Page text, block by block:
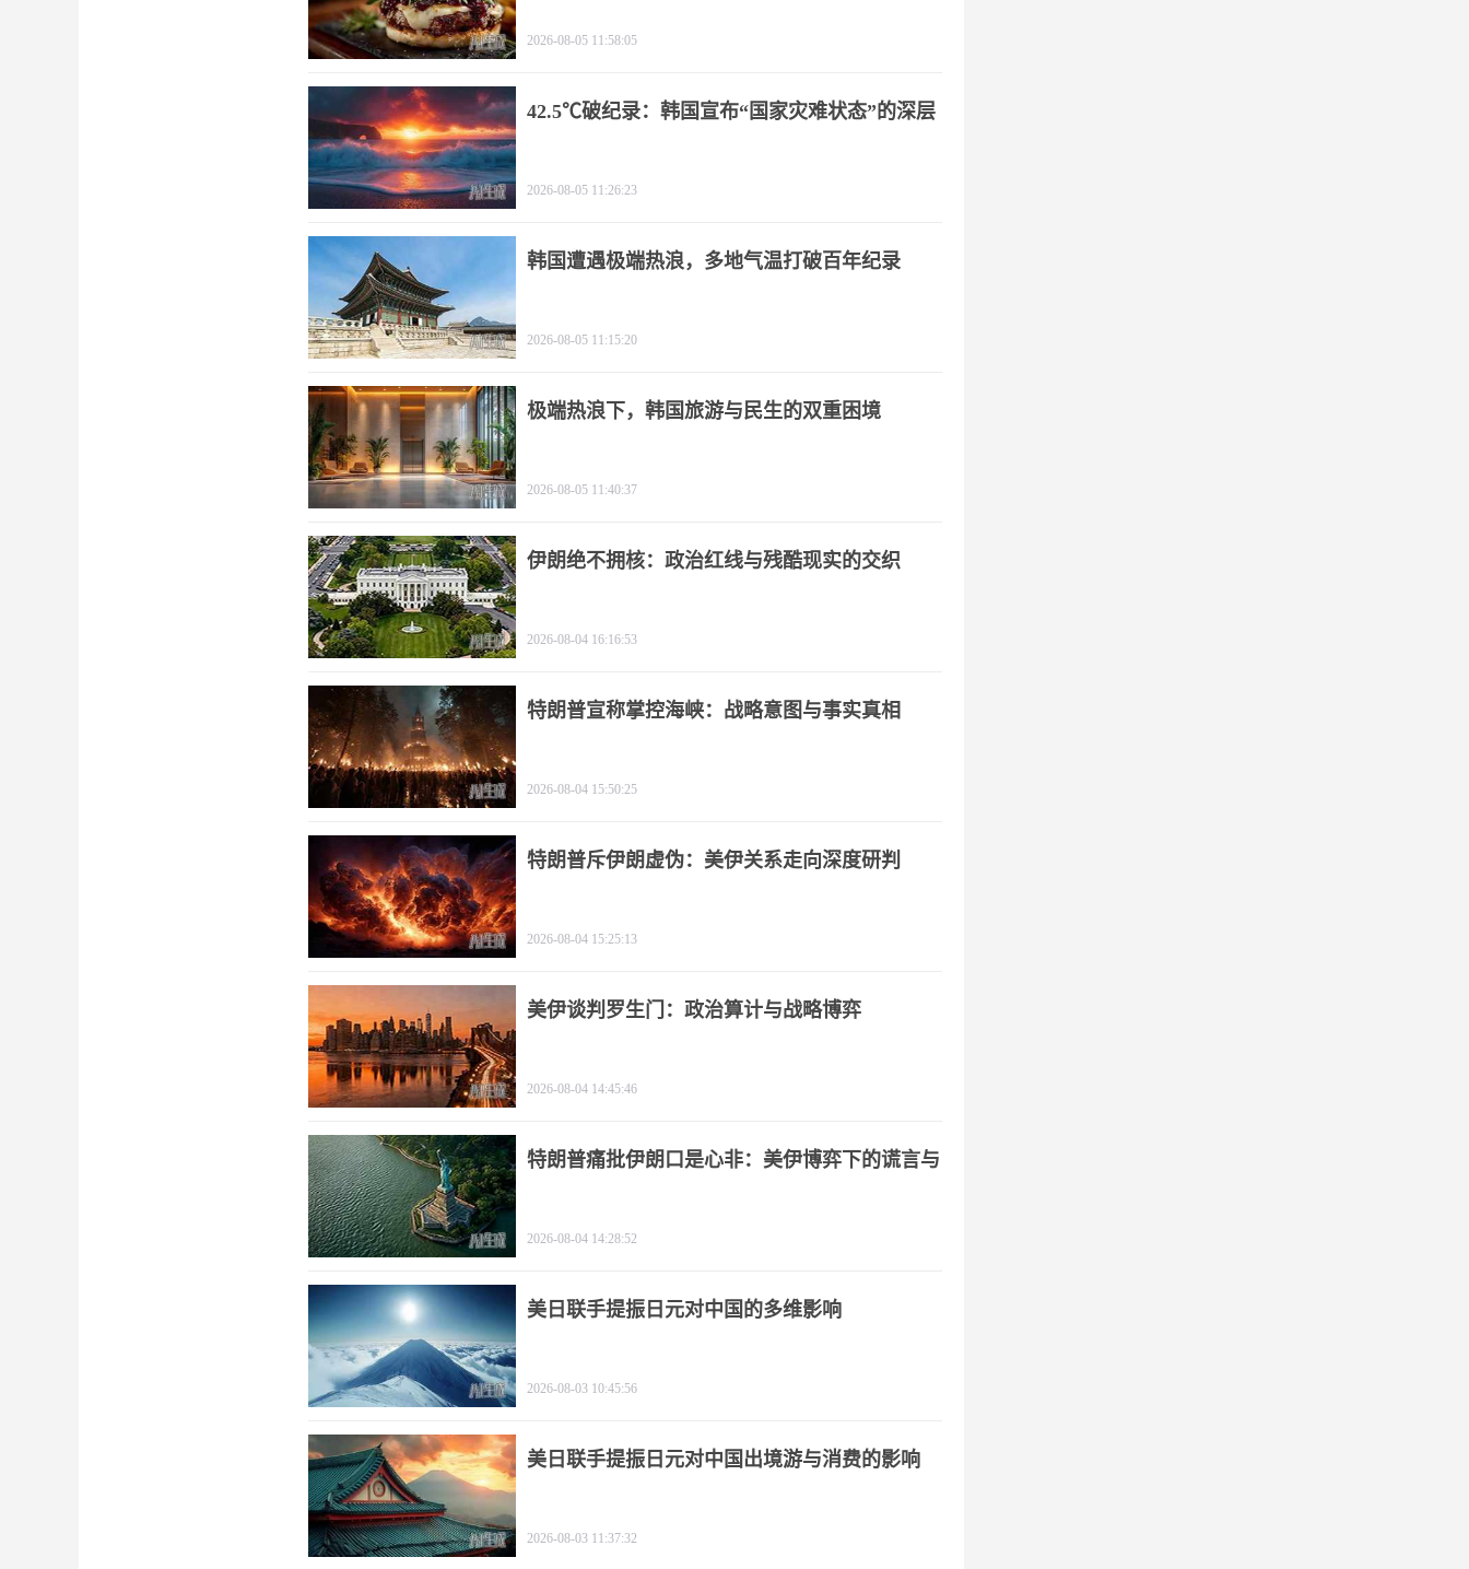
2026-08-05 11:58:05
42.5℃破纪录：韩国宣布“国家灾难状态”的深层
2026-08-05 11:26:23
韩国遭遇极端热浪，多地气温打破百年纪录
2026-08-05 11:15:20
极端热浪下，韩国旅游与民生的双重困境
2026-08-05 11:40:37
伊朗绝不拥核：政治红线与残酷现实的交织
2026-08-04 16:16:53
特朗普宣称掌控海峡：战略意图与事实真相
2026-08-04 15:50:25
特朗普斥伊朗虚伪：美伊关系走向深度研判
2026-08-04 15:25:13
美伊谈判罗生门：政治算计与战略博弈
2026-08-04 14:45:46
特朗普痛批伊朗口是心非：美伊博弈下的谎言与
2026-08-04 14:28:52
美日联手提振日元对中国的多维影响
2026-08-03 10:45:56
美日联手提振日元对中国出境游与消费的影响
2026-08-03 11:37:32